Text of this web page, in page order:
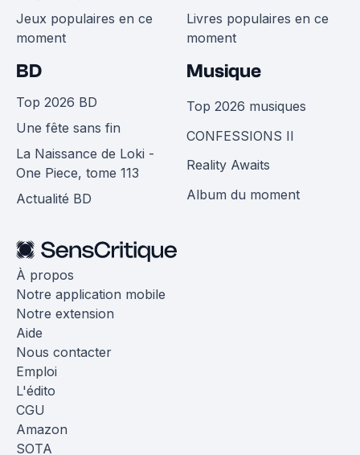
Jeux populaires en ce
moment
Livres populaires en ce
moment
BD
Top 2026 BD
Une fête sans fin
La Naissance de Loki -
One Piece, tome 113
Actualité BD
Musique
Top 2026 musiques
CONFESSIONS II
Reality Awaits
Album du moment
À propos
Notre application mobile
Notre extension
Aide
Nous contacter
Emploi
L'édito
CGU
Amazon
SOTA